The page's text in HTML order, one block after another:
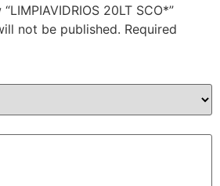
20LT SCO*”
not be published. Required